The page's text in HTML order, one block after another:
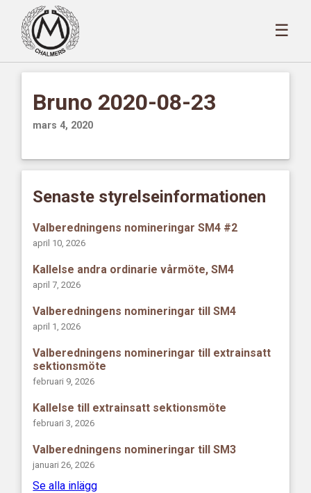
☰
Bruno 2020-08-23
mars 4, 2020
Senaste styrelseinformationen
Valberedningens nomineringar SM4 #2
april 10, 2026
Kallelse andra ordinarie vårmöte, SM4
april 7, 2026
Valberedningens nomineringar till SM4
april 1, 2026
Valberedningens nomineringar till extrainsatt
sektionsmöte
februari 9, 2026
Kallelse till extrainsatt sektionsmöte
februari 3, 2026
Valberedningens nomineringar till SM3
januari 26, 2026
Se alla inlägg